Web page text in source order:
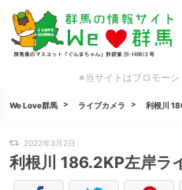
※当サイトはプロモー
We Love群馬 ライブカメラ 利根川
2022年3月2日
利根川 186.2KP左岸ラ